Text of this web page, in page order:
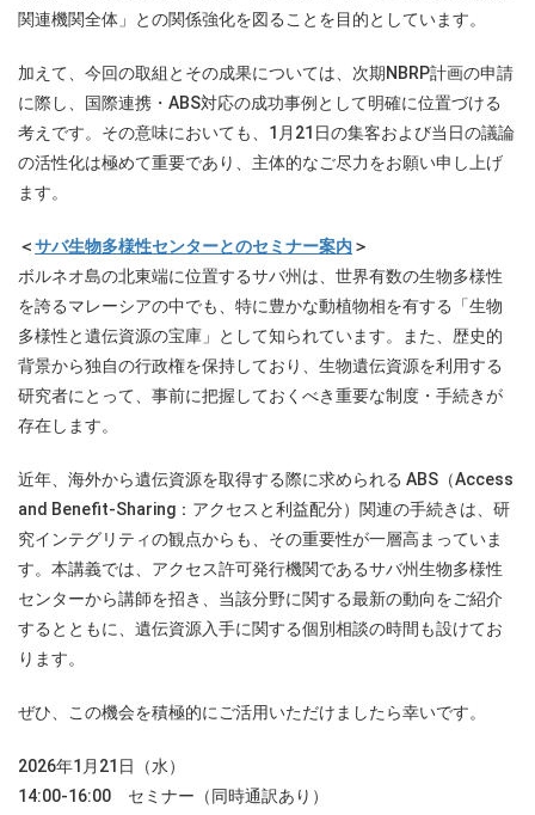
関連機関全体」との関係強化を図ることを目的としています。
加えて、今回の取組とその成果については、次期NBRP計画の申請
に際し、国際連携・ABS対応の成功事例として明確に位置づける
考えです。その意味においても、1月21日の集客および当日の議論
の活性化は極めて重要であり、主体的なご尽力をお願い申し上げ
ます。
＜サバ生物多様性センターとのセミナー案内＞
ボルネオ島の北東端に位置するサバ州は、世界有数の生物多様性
を誇るマレーシアの中でも、特に豊かな動植物相を有する「生物
多様性と遺伝資源の宝庫」として知られています。また、歴史的
背景から独自の行政権を保持しており、生物遺伝資源を利用する
研究者にとって、事前に把握しておくべき重要な制度・手続きが
存在します。
近年、海外から遺伝資源を取得する際に求められる ABS（Access
and Benefit-Sharing：アクセスと利益配分）関連の手続きは、研
究インテグリティの観点からも、その重要性が一層高まっていま
す。本講義では、アクセス許可発行機関であるサバ州生物多様性
センターから講師を招き、当該分野に関する最新の動向をご紹介
するとともに、遺伝資源入手に関する個別相談の時間も設けてお
ります。
ぜひ、この機会を積極的にご活用いただけましたら幸いです。
2026年1月21日（水）
14:00-16:00 セミナー（同時通訳あり）